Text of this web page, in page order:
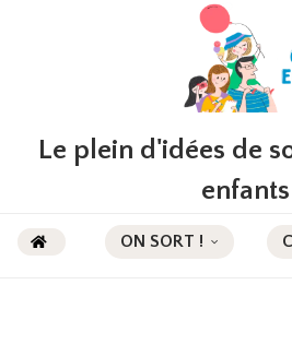
Le plein d'idées de
enfants
ON SORT !